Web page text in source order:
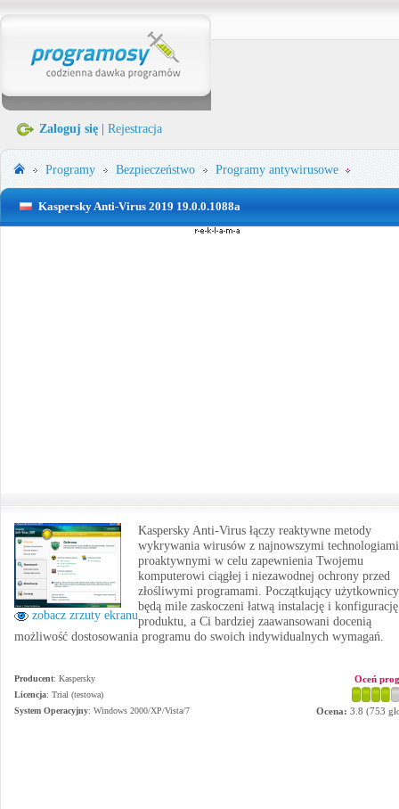
Zaloguj się Rejestracja
Programy Bezpieczeństwo Programy antywirusowe
Kaspersky Anti-Virus 2019 19.0.0.1088a
zobacz zrzuty ekranu
Kaspersky Anti-Virus łączy reaktywne metody
wykrywania wirusów z najnowszymi technologiami
proaktywnymi w celu zapewnienia Twojemu
komputerowi ciągłej i niezawodnej ochrony przed
złośliwymi programami. Początkujący użytkownicy
będą mile zaskoczeni łatwą instalację i konfigurację
produktu, a Ci bardziej zaawansowani docenią
możliwość dostosowania programu do swoich indywidualnych wymagań.
Producent: Kaspersky
Licencja: Trial (testowa)
System Operacyjny: Windows 2000/XP/Vista/7
Oceń
Ocena: 3.8 (753